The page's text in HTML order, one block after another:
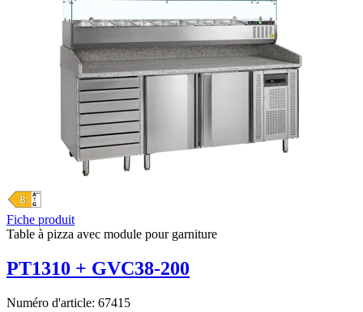
Fiche produit
Table à pizza avec module pour garniture
PT1310 + GVC38-200
Numéro d'article: 67415